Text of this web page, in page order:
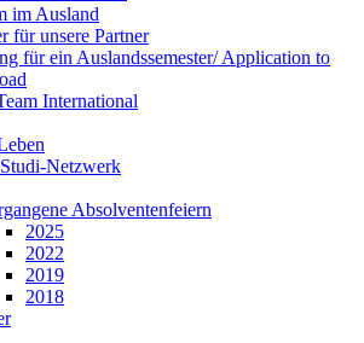
im Ausland
für unsere Partner
für ein Auslandssemester/ Application to
International
Netzwerk
Absolventenfeiern
2025
2022
2019
2018